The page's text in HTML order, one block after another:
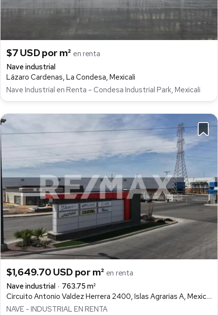
$7 USD por m² en renta
Nave industrial
Lázaro Cardenas, La Condesa, Mexicali
Nave Industrial en Renta – Condesa Industrial Park, Mexicali
$1,649.70 USD por m² en renta
Nave industrial
763.75 m²
Circuito Antonio Valdez Herrera 2400, Islas Agrarias A, Mexicali
NAVE - INDUSTRIAL EN RENTA